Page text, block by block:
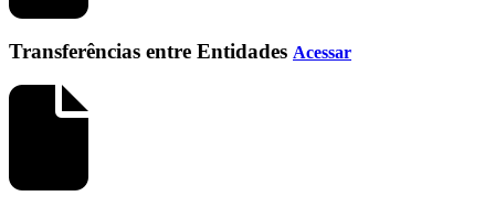
Transferências entre Entidades Acessar